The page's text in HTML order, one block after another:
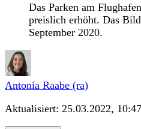
Das Parken am
preislich erhöht. Das
September 2020.
Antonia Raabe (ra)
Aktualisiert: 25.03.2022, 10:47